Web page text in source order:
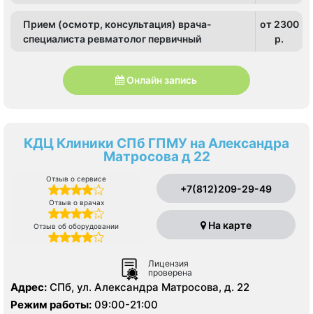
Прием (осмотр, консультация) врача-
специалиста ревматолог первичный
от 2300
p.
Онлайн запись
КДЦ Клиники СПб ГПМУ на Александра
Матросова д 22
Отзыв о сервисе
Отзыв о врачах
Отзыв об оборудовании
+7(812)209-29-49
На карте
Лицензия
проверена
Адрес: СПб, ул. Александра Матросова, д. 22
Режим работы: 09:00-21:00